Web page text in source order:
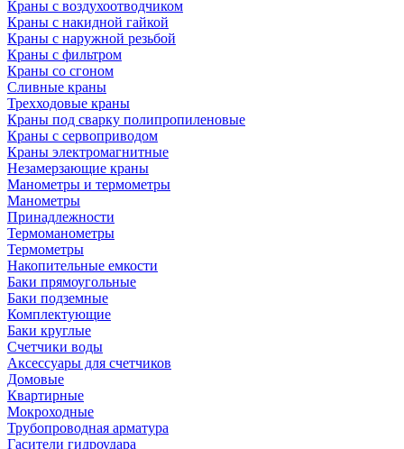
Краны с воздухоотводчиком
Краны с накидной гайкой
Краны с наружной резьбой
Краны с фильтром
Краны со сгоном
Сливные краны
Трехходовые краны
Краны под сварку полипропиленовые
Краны с сервоприводом
Краны электромагнитные
Незамерзающие краны
Манометры и термометры
Манометры
Принадлежности
Термоманометры
Термометры
Накопительные емкости
Баки прямоугольные
Баки подземные
Комплектующие
Баки круглые
Счетчики воды
Аксессуары для счетчиков
Домовые
Квартирные
Мокроходные
Трубопроводная арматура
Гасители гидроудара